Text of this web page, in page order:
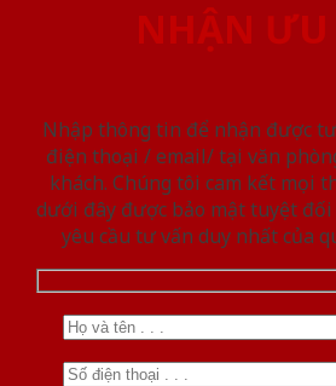
NHẬN
Nhập thông tin để nhận được
điện thoại / email/ tại văn
khách. Chúng tôi cam kết mọi
dưới đây được bảo mật tuyệt đối
yêu cầu tư vấn duy nhất của